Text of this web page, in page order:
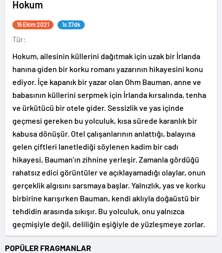
Hokum
15 Ekim 2021 1s 37dk
Tür:
Hokum, ailesinin küllerini dağıtmak için uzak bir İrlanda
hanına giden bir korku romanı yazarının hikayesini konu
ediyor. İçe kapanık bir yazar olan Ohm Bauman, anne ve
babasının küllerini serpmek için İrlanda kırsalında, tenha
ve ürkütücü bir otele gider. Sessizlik ve yas içinde
geçmesi gereken bu yolculuk, kısa sürede karanlık bir
kabusa dönüşür. Otel çalışanlarının anlattığı, balayına
gelen çiftleri lanetlediği söylenen kadim bir cadı
hikayesi, Bauman’ın zihnine yerleşir. Zamanla gördüğü
rahatsız edici görüntüler ve açıklayamadığı olaylar, onun
gerçeklik algısını sarsmaya başlar. Yalnızlık, yas ve korku
birbirine karışırken Bauman, kendi aklıyla doğaüstü bir
tehdidin arasında sıkışır. Bu yolculuk, onu yalnızca
geçmişiyle değil, deliliğin eşiğiyle de yüzleşmeye zorlar.
POPÜLER FRAGMANLAR